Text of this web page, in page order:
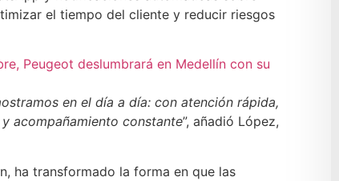
el tiempo del cliente y reducir riesgos
Peugeot deslumbrará en Medellín con su
en el día a día: con atención rápida,
acompañamiento constante”, añadió López,
ha transformado la forma en que las